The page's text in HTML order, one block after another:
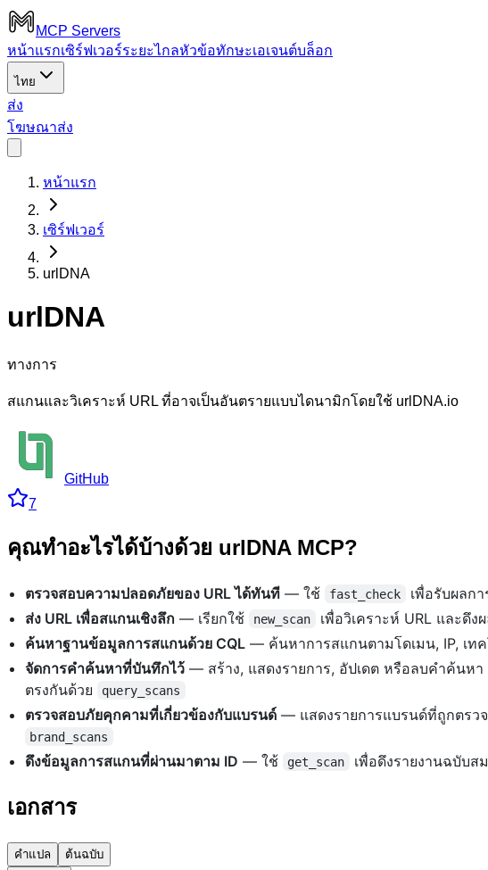
MCP Servers
หน้าแรกเซิร์ฟเวอร์ระยะไกลหัวข้อทักษะเอเจนต์บล็อก
ไทย
ส่ง
โฆษณาส่ง
หน้าแรก
เซิร์ฟเวอร์
urlDNA
urlDNA
ทางการ
สแกนและวิเคราะห์ URL ที่อาจเป็นอันตรายแบบไดนามิกโดยใช้ urlDNA.io
GitHub
7
คุณทำอะไรได้บ้างด้วย urlDNA MCP?
ตรวจสอบความปลอดภัยของ URL ได้ทันที — ใช้ fast_check
เพื่อรับผลก
ส่ง URL เพื่อสแกนเชิงลึก — เรียกใช้ new_scan
เพื่อวิเคราะห์ URL และดึ
ค้นหาฐานข้อมูลการสแกนด้วย CQL — ค้นหาการสแกนตามโดเมน, IP, เท
จัดการคำค้นหาที่บันทึกไว้ — สร้าง, แสดงรายการ, อัปเดต หรือลบคำค้นหา
ตรงกันด้วย
query_scans
ตรวจสอบภัยคุกคามที่เกี่ยวข้องกับแบรนด์ — แสดงรายการแบรนด์ที่ถูกตรว
brand_scans
ดึงข้อมูลการสแกนที่ผ่านมาตาม ID — ใช้ get_scan เพื่อดึงรายงานฉบับส
เอกสาร
คำแปล
ต้นฉบับ